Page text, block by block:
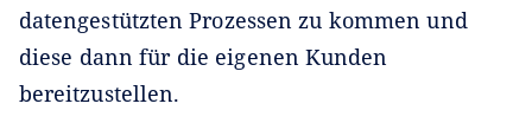
datengestützten Prozessen zu kommen und
diese dann für die eigenen Kunden
bereitzustellen.